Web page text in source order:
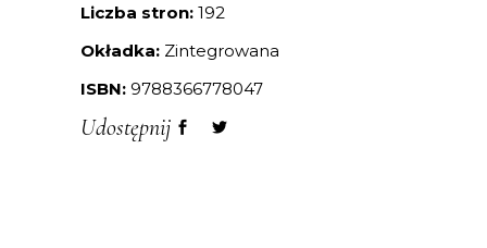
Liczba stron: 192
Okładka: Zintegrowana
ISBN: 9788366778047
Udostępnij